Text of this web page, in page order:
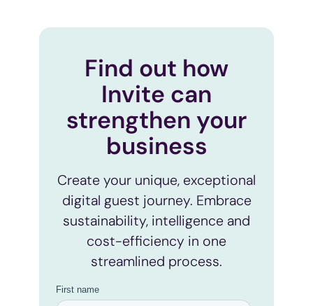
Find out how
Invite can
strengthen your
business
Create your unique, exceptional
digital guest journey. Embrace
sustainability, intelligence and
cost-efficiency in one
streamlined process.